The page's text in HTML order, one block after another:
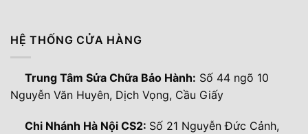
HỆ THỐNG CỬA HÀNG
Trung Tâm Sửa Chữa Bảo Hành: Số 44 ngõ 10
Nguyễn Văn Huyên, Dịch Vọng, Cầu Giấy
Chi Nhánh Hà Nội CS2: Số 21 Nguyễn Đức Cảnh,